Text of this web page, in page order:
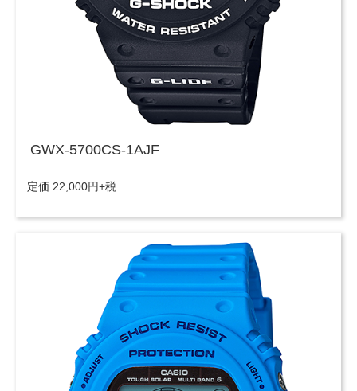
GWX-5700CS-1AJF
定価 22,000円+税